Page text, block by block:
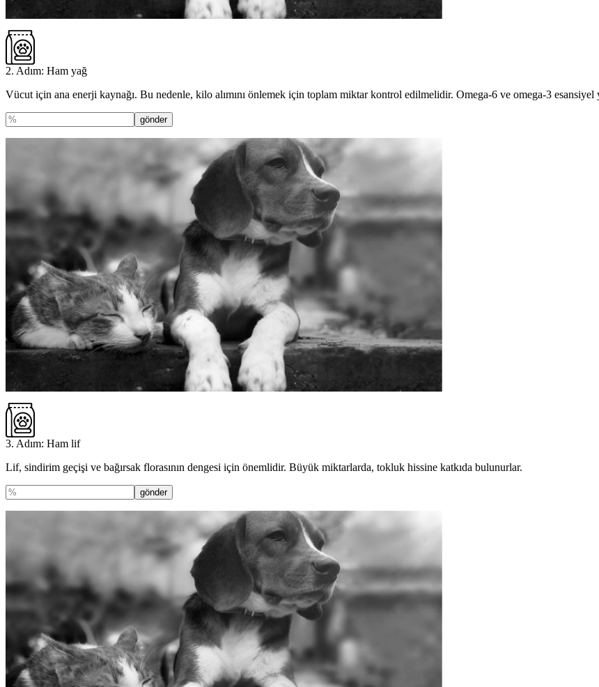
2. Adım: Ham yağ
Vücut için ana enerji kaynağı. Bu nedenle, kilo alımını önlemek için toplam miktar kontrol edilmelidir. Omega-6 ve omega-3
gönder
3. Adım: Ham lif
Lif, sindirim geçişi ve bağırsak florasının dengesi için önemlidir. Büyük miktarlarda, tokluk hissine katkıda bulunurlar.
gönder